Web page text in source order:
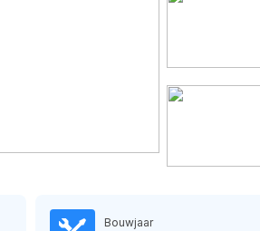
Bouwjaar